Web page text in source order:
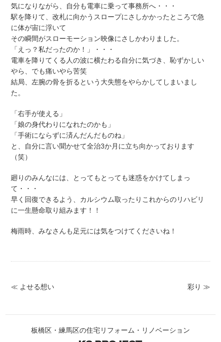
気になりながら、自分も電車に乗って事務所へ・・・
駅を降りて、改札に向かうスロープにさしかかったところで急
に体が宙に浮いて
その瞬間がスローモーション映像にさしかわりました。
「えっ？私だったのか！」・・・
電車を降りてくる人の波に横たわる自分に気づき、恥ずかしい
やら、でも痛いやら苦笑
結局、左腕の骨を折るという大失態をやらかしてしまいまし
た。
「右手が使える」
「娘の身代わりになれたのかも」
「手術にならずに済んだんだものね」
と、自分に言い聞かせて全治3か月に立ち向かっております
（笑）
廻りのみんなには、とってもとっても迷惑をかけてしまっ
て・・・
早く回復できるよう、カルシウム取ったりこれからのリハビリ
に一生懸命取り組みます！！
梅雨時、みなさんも足元には気をつけてくださいね！
彩り ≫
≪ よせる想い
板橋区・練馬区の住宅リフォーム・リノベーション